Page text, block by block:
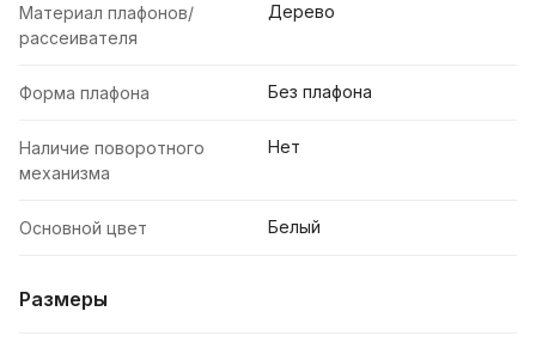
Материал плафонов/
рассеивателя
Дерево
Форма плафона Без плафона
Наличие поворотного
механизма
Нет
Основной цвет Белый
Размеры